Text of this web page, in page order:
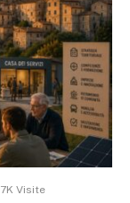
7K Visite